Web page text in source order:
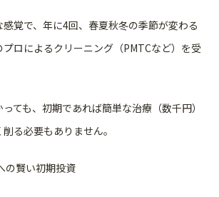
覚で、年に4回、春夏秋冬の季節が変わる
ロによるクリーニング（PMTCなど） を受
ても、初期であれば簡単な治療（数千円）
る必要もありません。
の賢い初期投資